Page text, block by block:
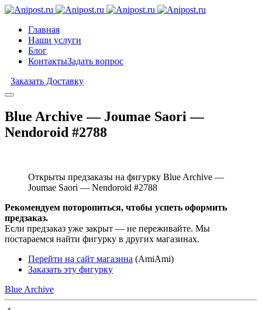
Главная
Наши услуги
Блог
КонтактыЗадать вопрос
Заказать Доставку
Blue Archive — Joumae Saori —
Nendoroid #2788
Открыты предзаказы на фигурку Blue Archive —
Joumae Saori — Nendoroid #2788
Рекомендуем поторопиться, чтобы успеть оформить
предзаказ.
Если предзаказ уже закрыт — не переживайте. Мы
постараемся найти фигурку в других магазинах.
Перейти на сайт магазина (AmiAmi)
Заказать эту фигурку
Blue Archive